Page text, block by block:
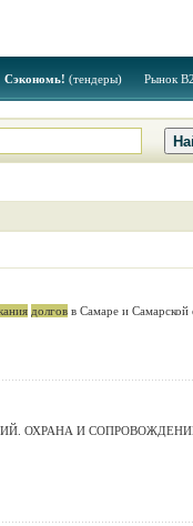
Сэкономь! (тендеры) Рынок
долгов в Самаре и Самарской
ОХРАНА И